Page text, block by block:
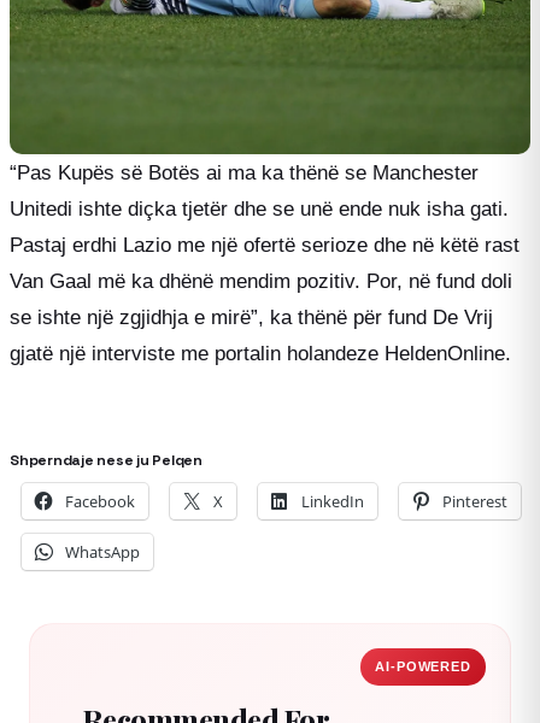
“Pas Kupës së Botës ai ma ka thënë se Manchester
Unitedi ishte diçka tjetër dhe se unë ende nuk isha gati.
Pastaj erdhi Lazio me një ofertë serioze dhe në këtë rast
Van Gaal më ka dhënë mendim pozitiv. Por, në fund doli
se ishte një zgjidhja e mirë”, ka thënë për fund De Vrij
gjatë një interviste me portalin holandeze HeldenOnline.
Shperndaje nese ju Pelqen
Facebook X LinkedIn Pinterest
WhatsApp
AI-POWERED